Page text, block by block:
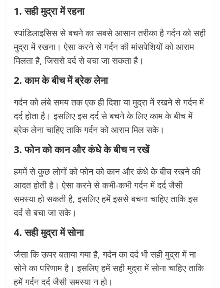
1. सही मुद्रा में रहना
स्पांडिलाइसिस से बचने का सबसे आसान तरीका है गर्दन को सही
मुद्रा में रखना। ऐसा करने से गर्दन की मांसपेशियों को आराम
मिलता है, जिससे दर्द से बचा जा सकता है।
2. काम के बीच में ब्रेक लेना
गर्दन को लंबे समय तक एक ही दिशा या मुद्रा में रखने से गर्दन में
दर्द होता है। इसलिए इस दर्द से बचने के लिए काम के बीच में
ब्रेक लेना चाहिए ताकि गर्दन को आराम मिल सके।
3. फोन को कान और कंधे के बीच न रखें
हममें से कुछ लोगों को फोन को कान और कंधे के बीच रखने की
आदत होती है। ऐसा करने से कभी-कभी गर्दन में दर्द जैसी
समस्या हो सकती है, इसलिए हमें इससे बचना चाहिए ताकि इस
दर्द से बचा जा सके।
4. सही मुद्रा में सोना
जैसा कि ऊपर बताया गया है, गर्दन का दर्द भी सही मुद्रा में ना
सोने का परिणाम है। इसलिए हमें सही मुद्रा में सोना चाहिए ताकि
हमें गर्दन दर्द जैसी समस्या न हो।